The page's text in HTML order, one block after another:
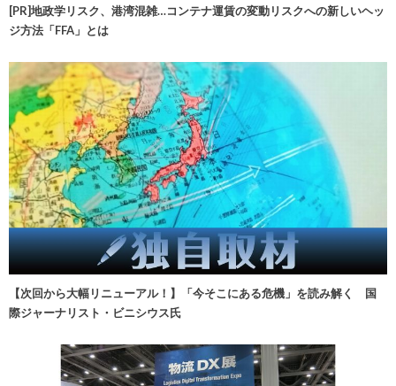
[PR]地政学リスク、港湾混雑…コンテナ運賃の変動リスクへの新しいヘッ
ジ方法「FFA」とは
【次回から大幅リニューアル！】「今そこにある危機」を読み解く 国
際ジャーナリスト・ビニシウス氏